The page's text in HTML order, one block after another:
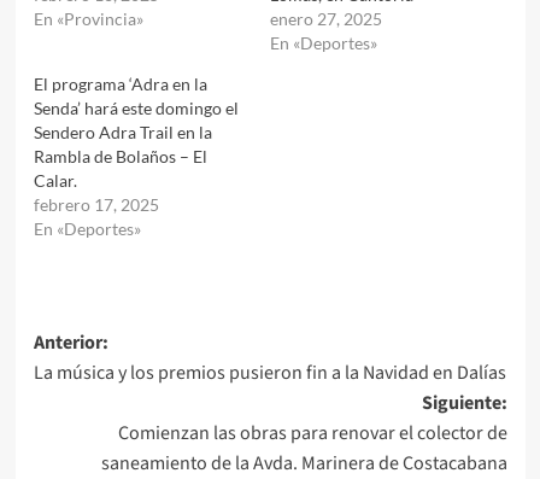
En «Provincia»
enero 27, 2025
En «Deportes»
El programa ‘Adra en la
Senda’ hará este domingo el
Sendero Adra Trail en la
Rambla de Bolaños – El
Calar.
febrero 17, 2025
En «Deportes»
Navegación
de
entradas
Anterior:
La música y los premios pusieron fin a la Navidad en Dalías
Siguiente:
Comienzan las obras para renovar el colector de
saneamiento de la Avda. Marinera de Costacabana